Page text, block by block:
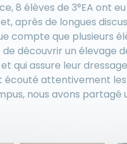
8 élèves de 3°EA ont
après de longues
compte que plusieurs
découvrir un élevage
qui assure leur
attentivement
nous avons partagé